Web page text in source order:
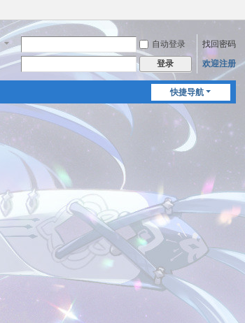
自动登录
找回密码
登录 欢迎注册
快捷导航